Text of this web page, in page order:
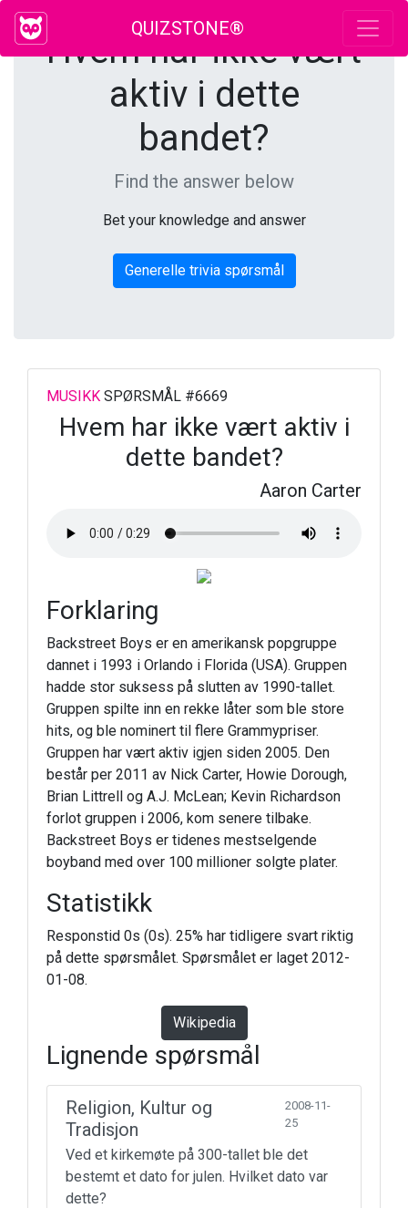
QUIZSTONE®
Hvem har ikke vært
aktiv i dette
bandet?
Find the answer below
Bet your knowledge and answer
Generelle trivia spørsmål
MUSIKK SPØRSMÅL #6669
Hvem har ikke vært aktiv i
dette bandet?
Aaron Carter
Forklaring
Backstreet Boys er en amerikansk popgruppe
dannet i 1993 i Orlando i Florida (USA). Gruppen
hadde stor suksess på slutten av 1990-tallet.
Gruppen spilte inn en rekke låter som ble store
hits, og ble nominert til flere Grammypriser.
Gruppen har vært aktiv igjen siden 2005. Den
består per 2011 av Nick Carter, Howie Dorough,
Brian Littrell og A.J. McLean; Kevin Richardson
forlot gruppen i 2006, kom senere tilbake.
Backstreet Boys er tidenes mestselgende
boyband med over 100 millioner solgte plater.
Statistikk
Responstid 0s (0s). 25% har tidligere svart riktig
på dette spørsmålet. Spørsmålet er laget 2012-
01-08.
Wikipedia
Lignende spørsmål
Religion, Kultur og
Tradisjon
2008-11-
25
Ved et kirkemøte på 300-tallet ble det
bestemt et dato for julen. Hvilket dato var
dette?